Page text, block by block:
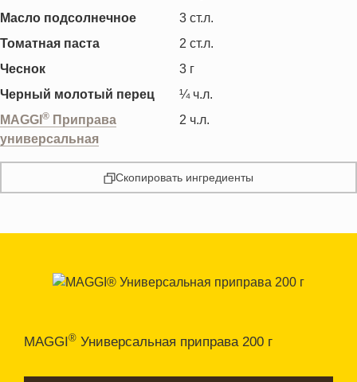
Масло подсолнечное
3 ст.л.
Томатная паста
2 ст.л.
Чеснок
3 г
Черный молотый перец
¼ ч.л.
MAGGI ® Приправа
универсальная
2 ч.л.
Скопировать ингредиенты
MAGGI® Универсальная приправа 200 г